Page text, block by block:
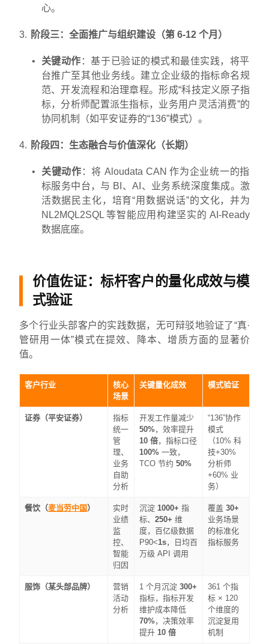
心。
阶段三：全面推广与组织建设（第 6-12 个月）
关键动作 ：基于已验证的模式和最佳实践，将平
台推广至其他业务线。建立企业级的指标命名规
范、开发流程和治理章程。形成“科技定义原子指
标，分析师配置派生指标，业务用户灵活消费”的
协同机制（如平安证券的“136”模式）。
阶段四：生态融合与价值深化（长期）
关键动作 ：将 Aloudata CAN 作为企业统一的指
标服务中台，与 BI、AI、业务系统深度集成。激
活数据民主化，培育“用数据说话”的文化，并为
NL2MQL2SQL 等智能应用构建坚实的 AI-Ready
数据底座。
价值佐证：标杆客户的量化成效与模
式验证
多个行业头部客户的实践数据，无可辩驳地验证了“真·
管研用一体”模式在提效、降本、增质方面的显著价
值。
客户行业
核心
场景
关键量化成效 模式验证
证券（平安证券）
指标
统一
管
理、
业务
自助
分析
开发工作量减少
50%，效率提升
10 倍，指标口径
100% 一致，
TCO 节约 50%
“136”协作
模式
（10% 科
技+30%
分析师
+60% 业
务）
餐饮（麦当劳中国 ）
实时
业绩
监
控、
智能
归因
沉淀 1000+ 指
标、 250+ 维
度，百亿级数据
P90<1s，日均百
万级 API 调用
覆盖 30+
业务场景
的标准化
指标服务
服饰（某头部品牌）
营销
活动
分析
1 个月沉淀 300+
指标，指标开发
维护成本降低
70%，决策效率
提升 10 倍
361 个指
标 × 120
个维度的
沉淀复用
机制